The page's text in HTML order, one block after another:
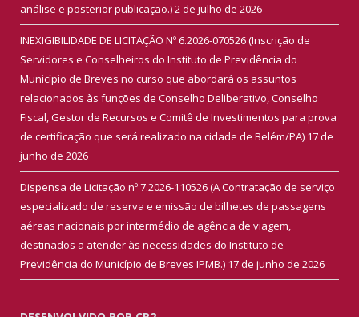
análise e posterior publicação.)2 de julho de 2026
INEXIGIBILIDADE DE LICITAÇÃO Nº 6.2026-070526 (Inscrição de
Servidores e Conselheiros do Instituto de Previdência do
Município de Breves no curso que abordará os assuntos
relacionados às funções de Conselho Deliberativo, Conselho
Fiscal, Gestor de Recursos e Comitê de Investimentos para prova
de certificação que será realizado na cidade de Belém/PA) 17 de
junho de 2026
Dispensa de Licitação nº 7.2026-110526 (A Contratação de serviço
especializado de reserva e emissão de bilhetes de passagens
aéreas nacionais por intermédio de agência de viagem,
destinados a atender às necessidades do Instituto de
Previdência do Município de Breves IPMB.) 17 de junho de 2026